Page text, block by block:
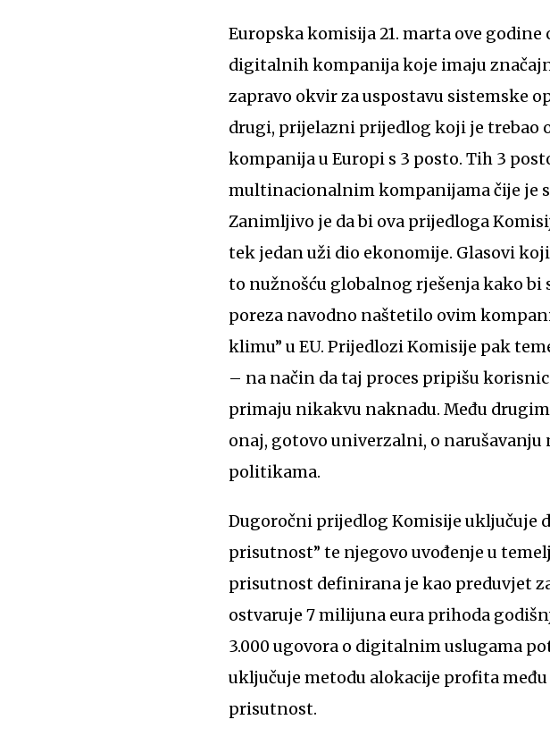
Europska komisija 21. marta ove
digitalnih kompanija koje imaju
zapravo okvir za uspostavu sistemske
drugi, prijelazni prijedlog koji je
kompanija u Europi s 3 posto. Tih 3
multinacionalnim kompanijama čije je
Zanimljivo je da bi ova prijedloga
tek jedan uži dio ekonomije. Glasovi
to nužnošću globalnog rješenja kako
poreza navodno naštetilo ovim
klimu” u EU. Prijedlozi Komisije pak
– na način da taj proces pripišu
primaju nikakvu naknadu. Među
onaj, gotovo univerzalni, o
politikama.
Dugoročni prijedlog Komisije uključuje
prisutnost” te njegovo uvođenje u
prisutnost definirana je kao preduvjet
ostvaruje 7 milijuna eura prihoda
3.000 ugovora o digitalnim uslugama
uključuje metodu alokacije profita
prisutnost.